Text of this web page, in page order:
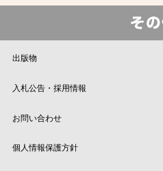
出版物
入札公告・採用情報
お問い合わせ
個人情報保護方針